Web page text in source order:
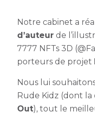
Notre cabinet a
d’auteurde
7777 NFTs 3D
porteurs de projet
Nous lui
Rude Kidz (dont
Out), tout le